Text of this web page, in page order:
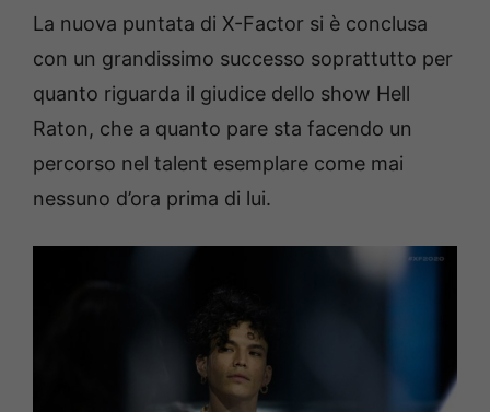
La nuova puntata di X-Factor si è conclusa
con un grandissimo successo soprattutto per
quanto riguarda il giudice dello show Hell
Raton, che a quanto pare sta facendo un
percorso nel talent esemplare come mai
nessuno d’ora prima di lui.